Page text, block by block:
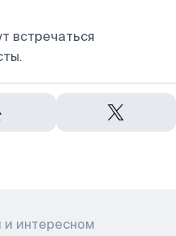
встречаться
и интересном